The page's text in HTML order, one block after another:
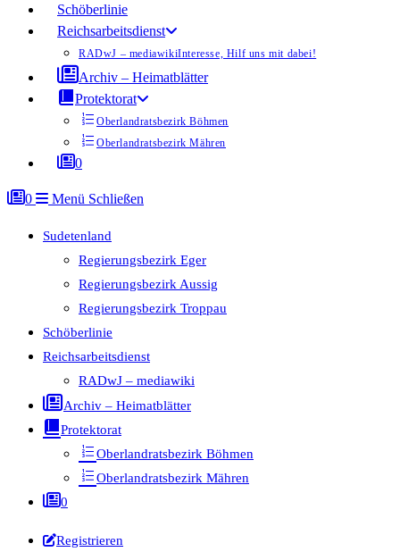
Schöberlinie
Reichsarbeitsdienst
RADwJ – mediawikiInteresse, Hilf uns mit dabei!
Archiv – Heimatblätter
Protektorat
Oberlandratsbezirk Böhmen
Oberlandratsbezirk Mähren
0
0 Menü Schließen
Sudetenland
Regierungsbezirk Eger
Regierungsbezirk Aussig
Regierungsbezirk Troppau
Schöberlinie
Reichsarbeitsdienst
RADwJ – mediawiki
Archiv – Heimatblätter
Protektorat
Oberlandratsbezirk Böhmen
Oberlandratsbezirk Mähren
0
Registrieren